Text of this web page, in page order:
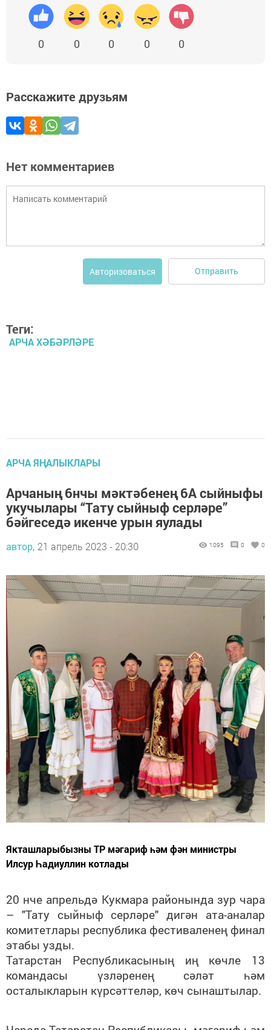
0 0 0 0 0
Расскажите друзьям
Нет комментариев
Авторизоваться Отправить
Теги:
АРЧА ХӘБӘРЛӘРЕ
АРЧА ЯҢАЛЫКЛАРЫ
Арчаның 6нчы мәктәбенең 6А сыйныфы
укучылары “Тату сыйныф серләре”
бәйгеседә икенче урын яулады
автор, 21 апрель 2023 - 20:30 1095 0 0
Якташларыбызны ТР мәгариф һәм фән министры
Илсур Һадиуллин котлады
20 нче апрельдә Кукмара районында зур чара
– "Тату сыйныф серләре" дигән ата-аналар
комитетлары республика фестиваленең финал
этабы узды.
Татарстан Республикасының иң көчле 13
командасы үзләренең сәләт һәм
осталыкларын күрсәттеләр, көч сынаштылар.